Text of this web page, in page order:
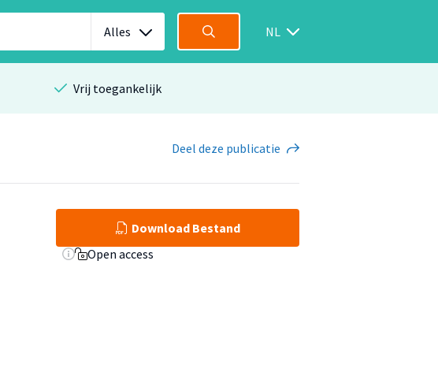
Alles NL
Vrij toegankelijk
Deel deze publicatie
Download Bestand
Open access